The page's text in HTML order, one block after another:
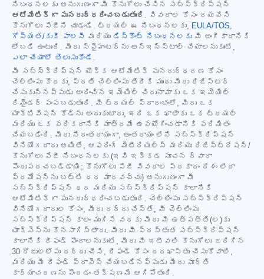
నిబంధనలకు అనుగుణంగా మీ కొనుగోలు చేసిన సబ్‌స్క్రిప్షన్
ఆటోమేటిక్‌గా పునరుద్ధరించబడుతుంది . వివరాల కోసం దయచేసి
కొనుగోలు పేజీని చూడండి. ట్రయల్ ఈ నిబంధనలకు, EULA/TOS,
గోప్యత/కుకీ పాలసీ మరియు డిస్కౌంట్ నిబంధనలకు మీ అంగీకారానికి
లోబడి ఉంటుంది. మీరు స్పైహంటర్‌ను అన్‌ఇన్‌స్టాల్ చేయాలనుకుంటే,
ఎలా చేయాలో తెలుసుకోండి .
మీ సబ్‌స్క్రిప్షన్ యొక్క ఆటోమేటిక్ పునరుద్ధరణ కోసం
చెల్లింపు కొరకు, ప్రతి చెల్లింపు తేదీకి ముందు మీరు రిజిస్టర్
చేసుకున్నప్పుడు అందించిన ఇమెయిల్ చిరునామాకు ఒక ఇమెయిల్
రిమైండర్ పంపబడుతుంది. మీ ట్రయల్ ప్రారంభంలో, మీరు ఒక
యాక్టివేషన్ కోడ్‌ను అందుకుంటారు, ఇది ఒక ఖాతాకు ఒక ట్రయల్
మరియు ఒక పరికరానికి మాత్రమే ఉపయోగించడానికి పరిమితం
చేయబడింది. మీరు నిరంతరాయంగా, అంతరాయం లేని సబ్‌స్క్రిప్షన్
వినియోగదారు అయితే, ఆఫరింగ్ మెటీరియల్స్ మరియు రిజిస్ట్రేషన్/
కొనుగోలు పేజీ నిబంధనలకు (ఇవి ఇక్కడ సూచన ద్వారా
పొందుపరచబడ్డాయి; కొనుగోలు పేజీ వివరాల ప్రకారం దేశం లేదా
ప్రమోషన్‌ను బట్టి ధర మారవచ్చు) అనుగుణంగా మీ
సబ్‌స్క్రిప్షన్ ధర మరియు సబ్‌స్క్రిప్షన్ కాలానికి
ఆటోమేటిక్‌గా పునరుద్ధరించబడుతుంది. చెల్లింపు సబ్‌స్క్రిప్షన్
వినియోగదారుల కోసం, మీరు రద్దు చేస్తే, మీ చెల్లింపు
సబ్‌స్క్రిప్షన్ కాలం ముగిసే వరకు మీరు మీ ఉత్పత్తి(ల)కు
యాక్సెస్‌ను కొనసాగిస్తారు. మీరు మీ ప్రస్తుత సబ్‌స్క్రిప్షన్
కాలానికి రీఫండ్ పొందాలనుకుంటే, మీరు మీ ఇటీవలి కొనుగోలు జరిగిన
30 రోజులలోపు రద్దు చేసి, రీఫండ్ కోసం దరఖాస్తు చేసుకోవాలి,
మరియు మీ రీఫండ్ ప్రాసెస్ చేయబడినప్పుడు మీరు పూర్తి
కార్యాచరణను పొందడం తక్షణమే ఆగిపోతుంది.